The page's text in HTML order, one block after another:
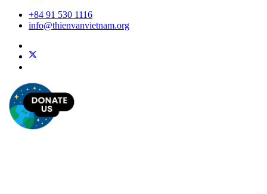
+84 91 530 1116
info@thienvanvietnam.org